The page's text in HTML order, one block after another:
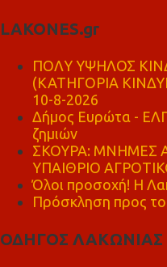
LAKONES.gr
ΠΟΛΥ ΥΨΗΛΟΣ
(ΚΑΤΗΓΟΡΙΑ
10-8-2026
Δήμος Ευρώτα -
ζημιών
ΣΚΟΥΡΑ: ΜΝΗΜΕΣ
ΥΠΑΙΘΡΙΟ
Όλοι προσοχή! Η
Πρόσκληση προς
ΟΔΗΓΟΣ ΛΑΚΩΝΙΑΣ